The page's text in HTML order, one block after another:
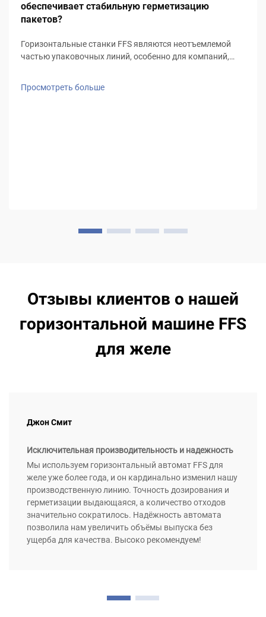
обеспечивает стабильную герметизацию
пакетов?
Горизонтальные станки FFS являются неотъемлемой
частью упаковочных линий, особенно для компаний,
стабильность процесса. Обладая более чем 25-летним
опытом, компания HIGH EASY MACHINERY — один из
Просмотреть больше
Отзывы клиентов о нашей
горизонтальной машине FFS
для желе
Джон Смит
Исключительная производительность и надежность
Мы используем горизонтальный автомат FFS для
желе уже более года, и он кардинально изменил нашу
производственную линию. Точность дозирования и
герметизации выдающаяся, а количество отходов
значительно сократилось. Надёжность автомата
позволила нам увеличить объёмы выпуска без
ущерба для качества. Высоко рекомендуем!